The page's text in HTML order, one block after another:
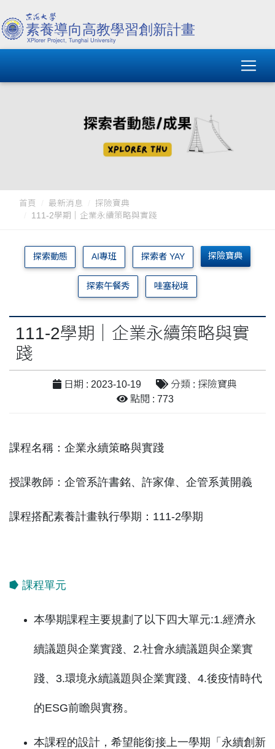
首頁 最新消息
探險寶典
111-2學期｜企業永續策略與實踐
探索動態 AI專班 探索者 YAY 探險寶典
探索午餐秀 哇塞秘境
111-2學期｜企業永續策略與實
踐
日期 : 2023-10-19
分類 : 探險寶典
點閱 : 773
課程名稱：企業永續策略與實踐
授課教師：企管系許書銘、許家偉、企管系黃開義
課程搭配素養計畫執行學期：111-2學期
⭓ 課程單元
本學期課程主要規劃了以下四大單元:1.經濟永
續議題與企業實踐、2.社會永續議題與企業實
踐、3.環境永續議題與企業實踐、4.後疫情時代
的ESG前瞻與實務。
本課程的設計，希望能銜接上一學期「永續創新